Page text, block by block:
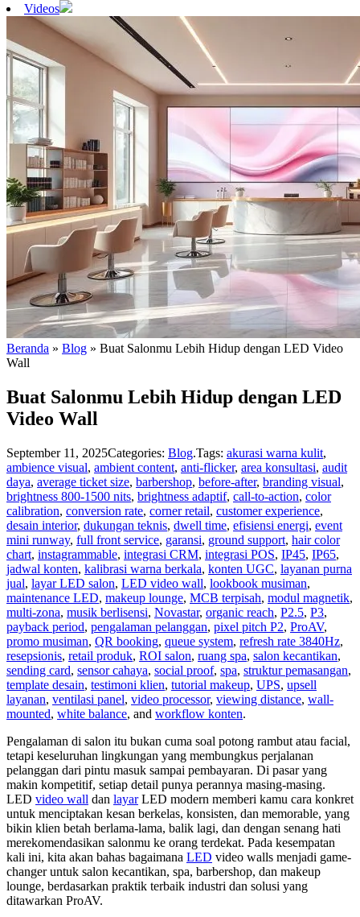
Videos
Beranda » Blog » Buat Salonmu Lebih Hidup dengan LED Video
Wall
Buat Salonmu Lebih Hidup dengan LED
Video Wall
September 11, 2025Categories: Blog.Tags: akurasi warna kulit,
ambience visual, ambient content, anti-flicker, area konsultasi, audit
daya, average ticket size, barbershop, before-after, branding visual,
brightness 800-1500 nits, brightness adaptif, call-to-action, color
calibration, conversion rate, corner retail, customer experience,
desain interior, dukungan teknis, dwell time, efisiensi energi, event
mini runway, full front service, garansi, ground support, hair color
chart, instagrammable, integrasi CRM, integrasi POS, IP45, IP65,
jadwal konten, kalibrasi warna berkala, konten UGC, layanan purna
jual, layar LED salon, LED video wall, lookbook musiman,
maintenance LED, makeup lounge, MCB terpisah, modul magnetik,
multi-zona, musik berlisensi, Novastar, organic reach, P2.5, P3,
payback period, pengalaman pelanggan, pixel pitch P2, ProAV,
promo musiman, QR booking, queue system, refresh rate 3840Hz,
resepsionis, retail produk, ROI salon, ruang spa, salon kecantikan,
sending card, sensor cahaya, social proof, spa, struktur pemasangan,
template desain, testimoni klien, tutorial makeup, UPS, upsell
layanan, ventilasi panel, video processor, viewing distance, wall-
mounted, white balance, and workflow konten.
Pengalaman di salon itu bukan cuma soal potong rambut atau facial,
tetapi keseluruhan lingkungan yang membungkus perjalanan
pelanggan dari pintu masuk sampai pembayaran. Di pasar yang
makin kompetitif, setiap detail punya perannya masing-masing.
LED video wall dan layarLED modern memberi kamu cara konkret
untuk menciptakan kesan berkelas, konsisten, dan memorable, yang
bikin klien betah berlama-lama, balik lagi, dan dengan senang hati
merekomendasikan salonmu ke orang terdekat. Pada kesempatan
kali ini, kita akan bahas bagaimana LED video walls menjadi game-
changer untuk salon kecantikan, spa, barbershop, dan makeup
lounge, berdasarkan praktik terbaik industri dan solusi yang
ditawarkan ProAV.